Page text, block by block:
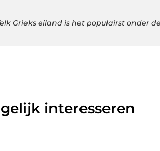
Grieks eiland is het populairst onder
interesseren